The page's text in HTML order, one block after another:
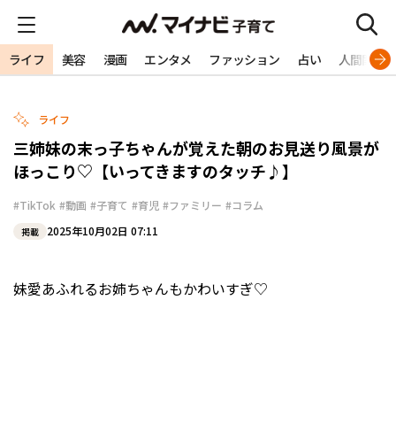
ライフ 美容 漫画 エンタメ ファッション 占い 人間関係
ライフ
三姉妹の末っ子ちゃんが覚えた朝のお見送り風景が
ほっこり♡【いってきますのタッチ♪】
#TikTok #動画 #子育て #育児 #ファミリー #コラム
掲載 2025年10月02日 07:11
妹愛あふれるお姉ちゃんもかわいすぎ♡